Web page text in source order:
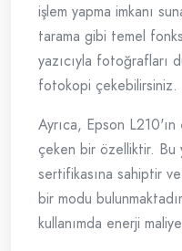
işlem yapma imkanı
tarama gibi temel
yazıcıyla fotoğrafları
fotokopi çekebilirsiniz.
Ayrıca, Epson
çeken bir özelliktir. Bu
sertifikasına sahiptir
bir modu
kullanımda enerji